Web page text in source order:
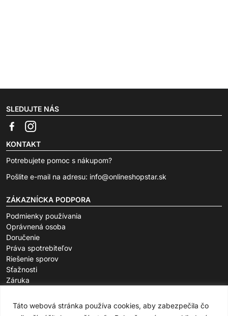
Táto webová stránka používa cookies, aby zabezpečila čo
SLEDUJTE NÁS
KONTAKT
Potrebujete pomoc s nákupom?
Pošlite e-mail na adresu: info@onlineshopstar.sk
ZÁKAZNÍCKA PODPORA
Podmienky používania
Oprávnená osoba
Doručenie
Práva spotrebiteľov
Riešenie sporov
Sťažnosti
Záruka